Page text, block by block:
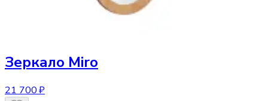
Зеркало Miro
21 700 ₽